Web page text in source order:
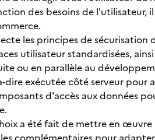
des besoins de
les principes de
utilisateur standardisées,
ou en parallèle au
dire exécutée côté serveur pour
d'accès aux données
a été fait de mettre en